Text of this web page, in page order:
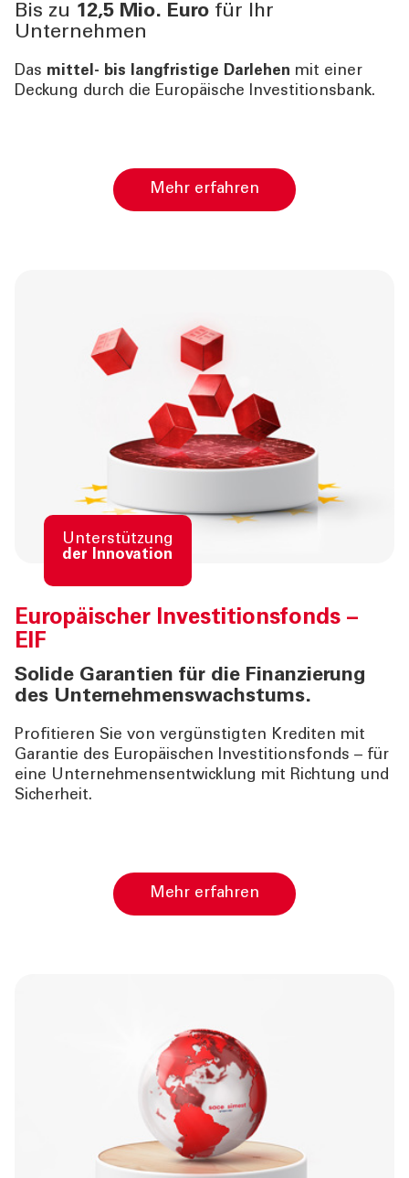
Bis zu 12,5 Mio. Euro für Ihr
Unternehmen
Das mittel- bis langfristige Darlehen mit einer
Deckung durch die Europäische Investitionsbank.
Mehr erfahren
Unterstützung
der Innovation
Europäischer Investitionsfonds –
EIF
Solide Garantien für die Finanzierung
des Unternehmenswachstums.
Profitieren Sie von vergünstigten Krediten mit
Garantie des Europäischen Investitionsfonds – für
eine Unternehmensentwicklung mit Richtung und
Sicherheit.
Mehr erfahren